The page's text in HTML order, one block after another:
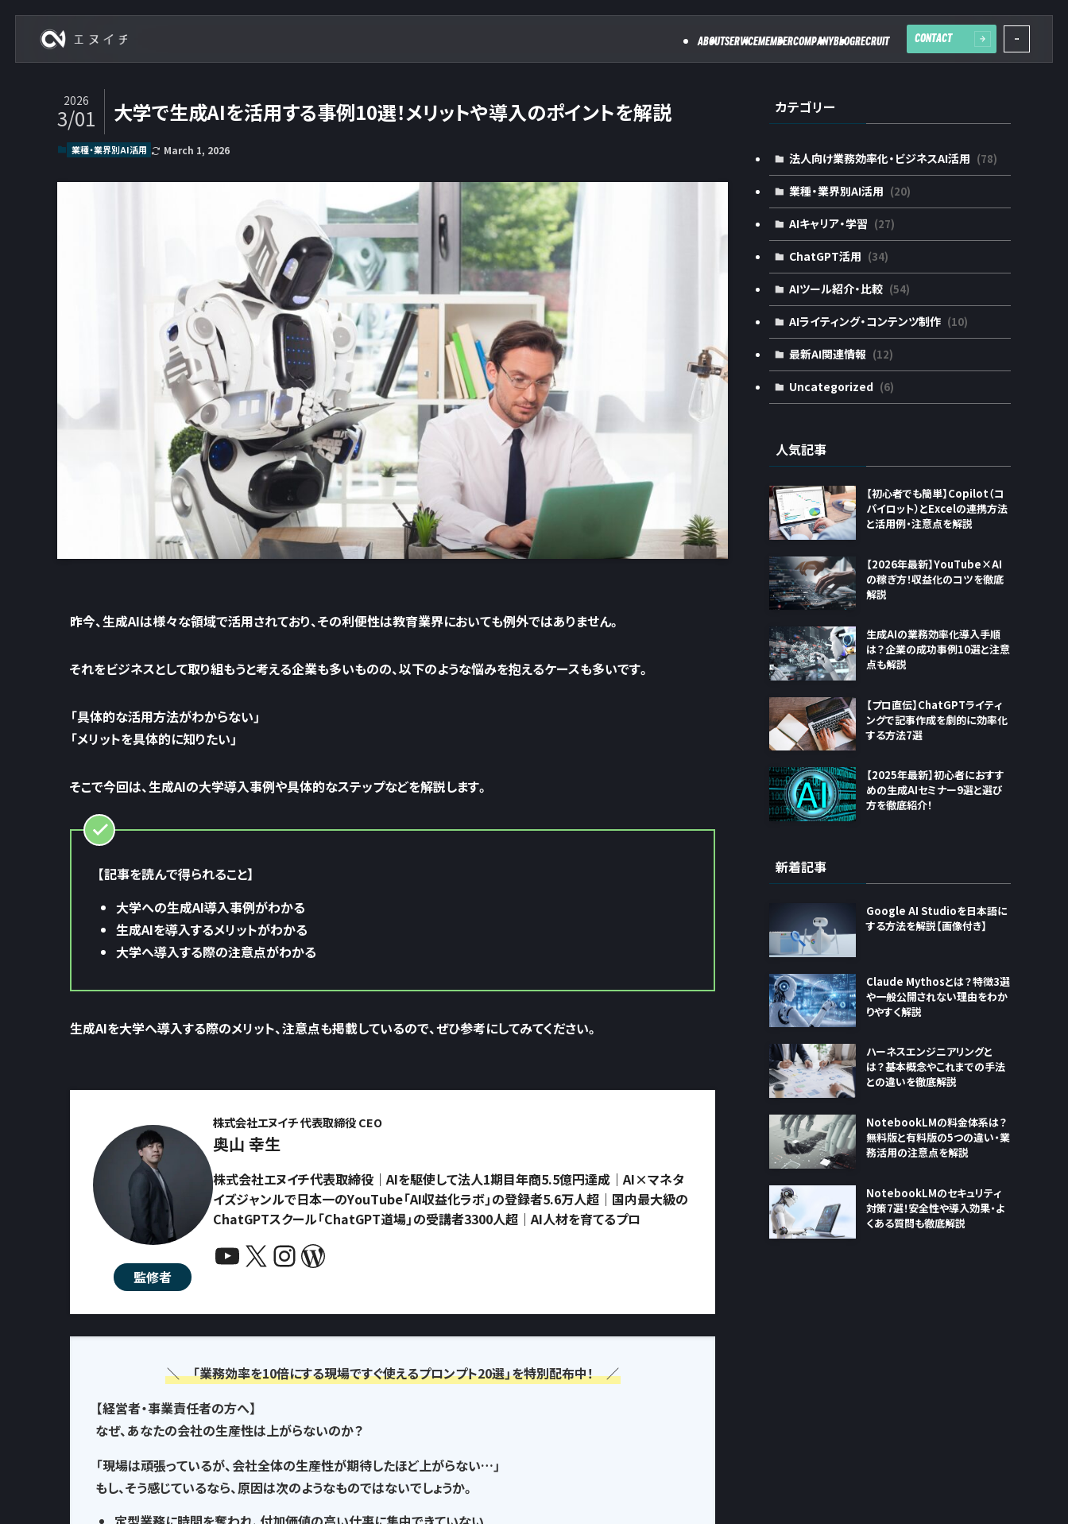
ABOUTSERVICEMEMBERCOMPANYBLOGRECRUIT CONTACT
大学で生成AIを活用する事例10選！メリットや導入のポイントを解説
2026
3/01
業種・業界別AI活用 March 1, 2026
昨今、生成AIは様々な領域で活用されており、その利便性は教育業界においても例外ではありません。
それをビジネスとして取り組もうと考える企業も多いものの、以下のような悩みを抱えるケースも多いです。
「具体的な活用方法がわからない」
「メリットを具体的に知りたい」
そこで今回は、生成AIの大学導入事例や具体的なステップなどを解説します。
【記事を読んで得られること】
大学への生成AI導入事例がわかる
生成AIを導入するメリットがわかる
大学へ導入する際の注意点がわかる
生成AIを大学へ導入する際のメリット、注意点も掲載しているので、ぜひ参考にしてみてください。
監修者
株式会社エヌイチ 代表取締役 CEO
奥山 幸生
株式会社エヌイチ代表取締役｜AIを駆使して法人1期目年商5.5億円達成｜AI×マネタ
イズジャンルで日本一のYouTube「AI収益化ラボ」の登録者5.6万人超｜国内最大級の
ChatGPTスクール「ChatGPT道場」の受講者3300人超｜AI人材を育てるプロ
YouTube X InstagramWordPress
＼ 「業務効率を10倍にする現場ですぐ使えるプロンプト20選」を特別配布中！ ／
【経営者・事業責任者の方へ】
なぜ、あなたの会社の生産性は上がらないのか？
「現場は頑張っているが、会社全体の生産性が期待したほど上がらない…」
もし、そう感じているなら、 原因は次のようなものではないでしょうか。
カテゴリー
法人向け業務効率化・ビジネスAI活用 (78)
業種・業界別AI活用 (20)
AIキャリア・学習 (27)
ChatGPT活用 (34)
AIツール紹介・比較 (54)
AIライティング・コンテンツ制作 (10)
最新AI関連情報 (12)
Uncategorized (6)
人気記事
【初心者でも簡単】Copilot（コ
パイロット）とExcelの連携方法
と活用例・注意点を解説
【2026年最新】YouTube×AI
の稼ぎ方！収益化のコツを徹底
解説
生成AIの業務効率化導入手順
は？企業の成功事例10選と注意
点も解説
【プロ直伝】ChatGPTライティ
ングで記事作成を劇的に効率化
する方法7選
【2025年最新】初心者におすす
めの生成AIセミナー9選と選び
方を徹底紹介！
新着記事
Google AI Studioを日本語に
する方法を解説【画像付き】
Claude Mythosとは？特徴3選
や一般公開されない理由をわか
りやすく解説
ハーネスエンジニアリングと
は？基本概念やこれまでの手法
との違いを徹底解説
NotebookLMの料金体系は？
無料版と有料版の5つの違い・業
務活用の注意点を解説
NotebookLMのセキュリティ
対策7選！安全性や導入効果・よ
くある質問も徹底解説